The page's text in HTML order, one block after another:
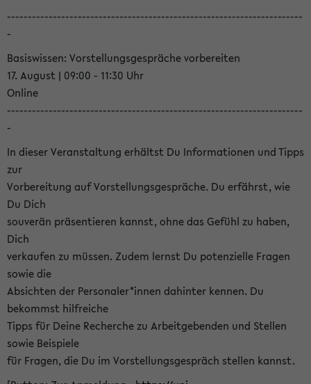
-----------------------------------------------------------------------
-
Basiswissen: Vorstellungsgespräche vorbereiten
17. August | 09:00 - 11:30 Uhr
Online
-----------------------------------------------------------------------
-
In dieser Veranstaltung erhältst Du Informationen und Tipps
zur
Vorbereitung auf Vorstellungsgespräche. Du erfährst, wie
Du Dich
souverän präsentieren kannst, ohne das Gefühl zu haben,
Dich
verkaufen zu müssen. Zudem lernst Du potenzielle Fragen
sowie die
Absichten der Personaler*innen dahinter kennen. Du
bekommst hilfreiche
Tipps für Deine Recherche zu Arbeitgebenden und Stellen
sowie Beispiele
für Fragen, die Du im Vorstellungsgespräch stellen kannst.